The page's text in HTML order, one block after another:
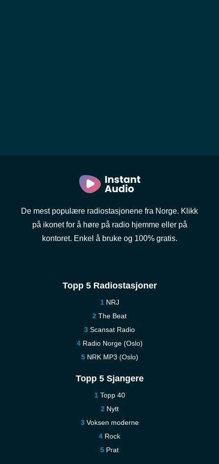
De mest populære radiostasjonene fra Norge. Klikk
på ikonet for å høre på radio hjemme eller på
kontoret. Enkel å bruke og 100% gratis.
Topp 5 Radiostasjoner
NRJ
The Beat
Scansat Radio
Radio Norge (Oslo)
NRK MP3 (Oslo)
Topp 5 Sjangere
Topp 40
Nytt
Voksen moderne
Rock
Prat